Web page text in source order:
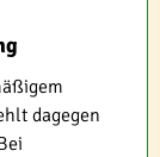
dagegen